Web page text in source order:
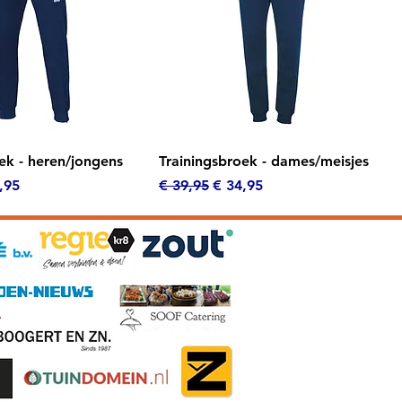
overzicht
- heren/jongens
Snel overzicht
Trainingsbroek - dames/meisjes
Normale prijs
€ 39,95 Verkoopprijs
€ 34,95